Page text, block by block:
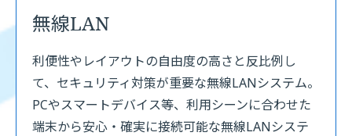
無線LAN
利便性やレイアウトの自由度の高さと反比例し
て、セキュリティ対策が重要な無線LANシステム。
PCやスマートデバイス等、利用シーンに合わせた
端末から安心・確実に接続可能な無線LANシステ